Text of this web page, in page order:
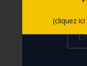
(cliquez